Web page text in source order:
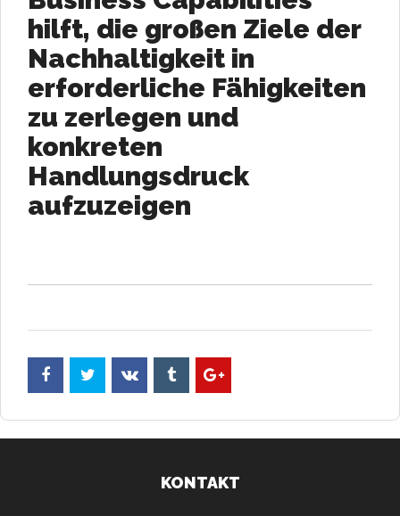
hilft, die großen Ziele der
Nachhaltigkeit in
erforderliche Fähigkeiten
zu zerlegen und
konkreten
Handlungsdruck
aufzuzeigen
KONTAKT